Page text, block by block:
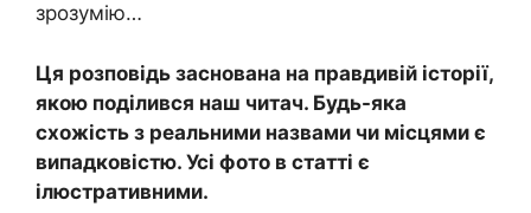
зрозумію…
Ця розповідь заснована на правдивій історії,
якою поділився наш читач. Будь-яка
схожість з реальними назвами чи місцями є
випадковістю. Усі фото в статті є
ілюстративними.